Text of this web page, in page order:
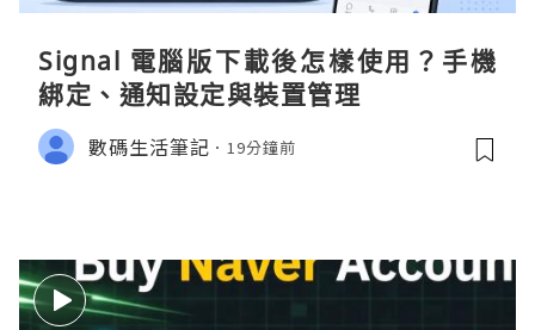
Signal 電腦版下載後怎樣使用？手機
綁定、通知設定與裝置管理
數碼生活筆記 19分鐘前